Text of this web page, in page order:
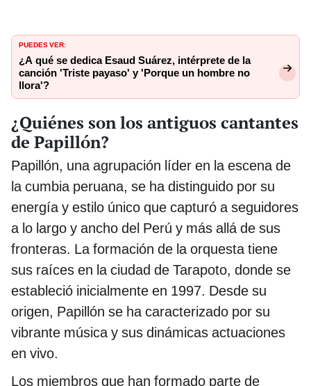
PUEDES VER:
¿A qué se dedica Esaud Suárez, intérprete de la
canción 'Triste payaso' y 'Porque un hombre no
llora'?
¿Quiénes son los antiguos cantantes
de Papillón?
Papillón, una agrupación líder en la escena de
la cumbia peruana, se ha distinguido por su
energía y estilo único que capturó a seguidores
a lo largo y ancho del Perú y más allá de sus
fronteras. La formación de la orquesta tiene
sus raíces en la ciudad de Tarapoto, donde se
estableció inicialmente en 1997. Desde su
origen, Papillón se ha caracterizado por su
vibrante música y sus dinámicas actuaciones
en vivo.
Los miembros que han formado parte de